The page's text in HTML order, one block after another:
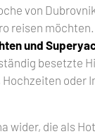
von
reisen möchten.
und
besetzte
oder
wider, die als